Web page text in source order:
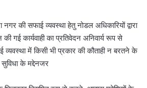
नगर की सफाई व्यवस्था हेतु नोडल अधिकारियों द्वारा
गई कार्यवाही का प्रतिवेदन अनिवार्य रूप से
में किसी भी प्रकार की कौताही न बरतने के
सुविधा के मद्देनजर